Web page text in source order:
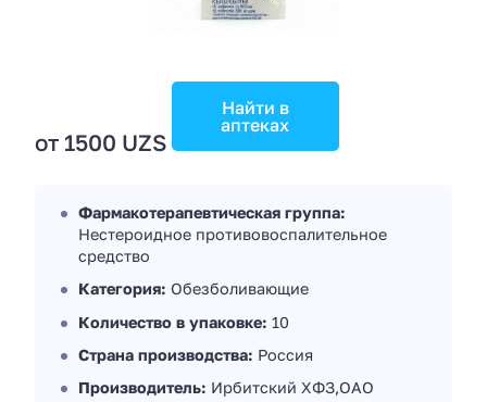
от 1500 UZS
Найти в
аптеках
Фармакотерапевтическая группа:
Нестероидное противовоспалительное
средство
Категория: Обезболивающие
Количество в упаковке: 10
Страна производства: Россия
Производитель: Ирбитский ХФЗ,ОАО